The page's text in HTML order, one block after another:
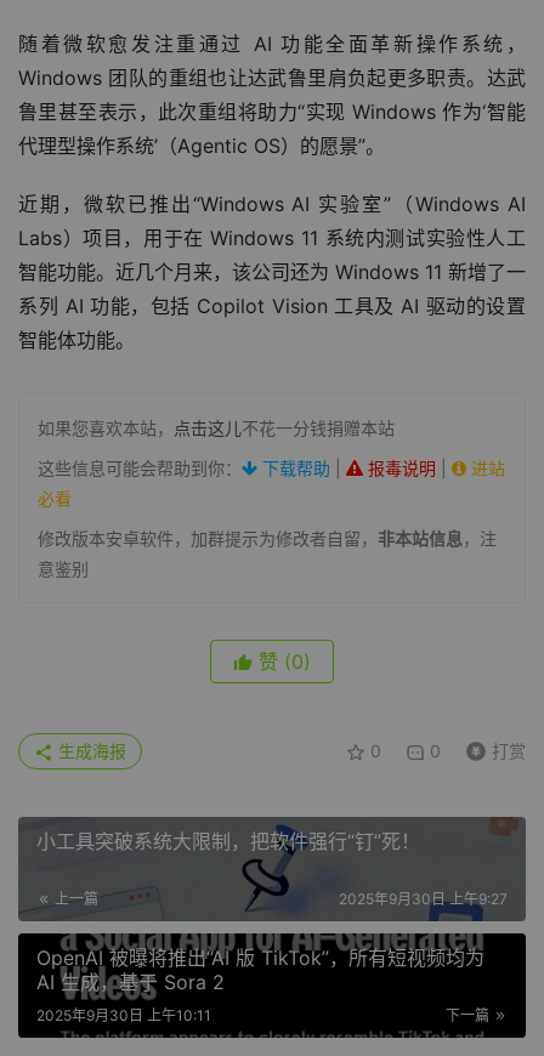
随着微软愈发注重通过 AI 功能全面革新操作系统，
Windows 团队的重组也让达武鲁里肩负起更多职责。达武
鲁里甚至表示，此次重组将助力“实现 Windows 作为‘智能
代理型操作系统’（Agentic OS）的愿景”。
近期，微软已推出“Windows AI 实验室”（Windows AI
Labs）项目，用于在 Windows 11 系统内测试实验性人工
智能功能。近几个月来，该公司还为 Windows 11 新增了一
系列 AI 功能，包括 Copilot Vision 工具及 AI 驱动的设置
智能体功能。
如果您喜欢本站， 点击这儿不花一分钱捐赠本站
这些信息可能会帮助到你：
下载帮助 报毒说明
进站
必看
修改版本安卓软件，加群提示为修改者自留， 非本站信息，注
意鉴别
赞 (0)
0 0 打赏
生成海报
小工具突破系统大限制，把软件强行“钉”死！
上一篇 2025年9月30日 上午9:27
OpenAI 被曝将推出“AI 版 TikTok”，所有短视频均为
AI 生成，基于 Sora 2
下一篇
2025年9月30日 上午10:11